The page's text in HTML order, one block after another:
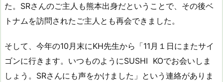
た。SRさんのご主人も熊本出身だということで、その後ベ
トナムを訪問されたご主人とも再会できました。
そして、今年の10月末にKH先生から「11月１日にまたサイ
ゴンに行きます。いつものようにSUSHI KOでお会いしま
しょう。SRさんにも声をかけました」という連絡がありま